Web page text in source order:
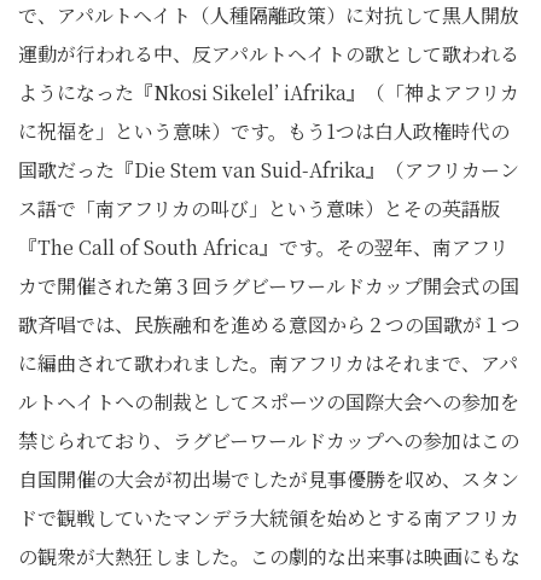
で、アパルトヘイト（人種隔離政策）に対抗して黒人開放
運動が行われる中、反アパルトヘイトの歌として歌われる
ようになった『Nkosi Sikelel’ iAfrika』（「神よアフリカ
に祝福を」という意味）です。もう1つは白人政権時代の
国歌だった『Die Stem van Suid-Afrika』（アフリカーン
ス語で「南アフリカの叫び」という意味）とその英語版
『The Call of South Africa』です。その翌年、南アフリ
カで開催された第３回ラグビーワールドカップ開会式の国
歌斉唱では、民族融和を進める意図から２つの国歌が１つ
に編曲されて歌われました。南アフリカはそれまで、アパ
ルトヘイトへの制裁としてスポーツの国際大会への参加を
禁じられており、ラグビーワールドカップへの参加はこの
自国開催の大会が初出場でしたが見事優勝を収め、スタン
ドで観戦していたマンデラ大統領を始めとする南アフリカ
の観衆が大熱狂しました。この劇的な出来事は映画にもな